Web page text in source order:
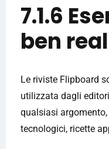
7.1.6
ben
Le riviste Flipboard
utilizzata dagli
qualsiasi
tecnologici, ricette